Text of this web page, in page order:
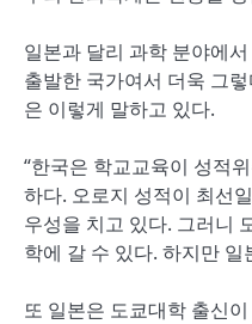
일본과 달리 과학 분야에
출발한 국가여서 더욱 그
은 이렇게 말하고 있다.
“한국은 학교교육이 성적
하다. 오로지 성적이 최선
우성을 치고 있다. 그러니
학에 갈 수 있다. 하지만 일
또 일본은 도쿄대학 출신